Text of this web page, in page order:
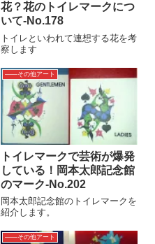
花？花のトイレマークにつ
いて-No.178
トイレといわれて連想する花を考
察します
――その他アート
トイレマークで芸術が爆発
している！岡本太郎記念館
のマーク-No.202
岡本太郎記念館のトイレマークを
紹介します。
――その他アート